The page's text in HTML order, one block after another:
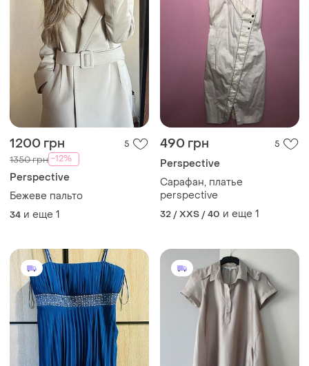
1200 грн 5
1350 грн -12%
Perspective
Бежеве пальто
34 и еще 1
490 грн 5
Perspective
Сарафан, платье
perspective
32 / XXS / 40 и еще 1